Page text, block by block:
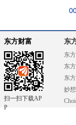
东方财富
扫一扫下载AP
P
东
东
东
东
妙